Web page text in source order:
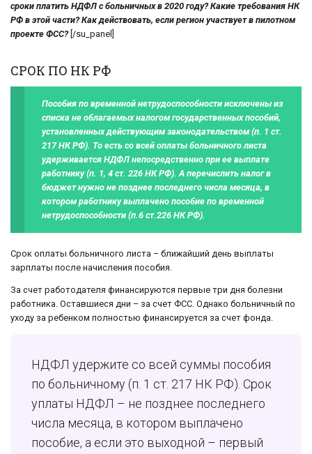
сроки платить НДФЛ с больничных в 2020 году? Какие требования НК
РФ в этой части? Как действовать, если регион участвует в пилотном
проекте ФСС?[/su_panel]
СРОК ПО НК РФ
Пособия по временной нетрудоспособности исключены из
списка не облагаемых налогом государственных пособий,
установленных действующим законодательством (п. 1 ст.
217 НК РФ). То есть со всей оплаты больничного листа
удерживается НДФЛ непосредственно при ее выплате
работнику (п. 1, 4 ст. 226 НК РФ). А перечислить налог в
бюджет нужно не позднее последнего числа месяца, в
котором работнику выплачено пособие по временной
нетрудоспособности (п.6 ст.226 НК РФ).
Срок оплаты больничного листа – ближайший день выплаты
зарплаты после начисления пособия.
За счет работодателя финансируются первые три дня болезни
работника. Оставшиеся дни – за счет ФСС. Однако больничный по
уходу за ребенком полностью финансируется за счет фонда.
НДФЛ удержите со всей суммы пособия
по больничному (п. 1 ст. 217 НК РФ). Срок
уплаты НДФЛ – не позднее последнего
числа месяца, в котором выплачено
пособие, а если это выходной – первый